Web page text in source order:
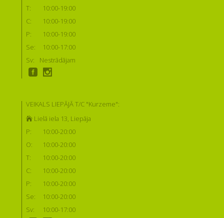
T:
10:00-19:00
C:
10:00-19:00
P:
10:00-19:00
Se:
10:00-17:00
Sv:
Nestrādājam
VEIKALS LIEPĀJĀ T/C "Kurzeme":
Lielā iela 13, Liepāja
P:
10:00-20:00
O:
10:00-20:00
T:
10:00-20:00
C:
10:00-20:00
P:
10:00-20:00
Se:
10:00-20:00
Sv:
10:00-17:00